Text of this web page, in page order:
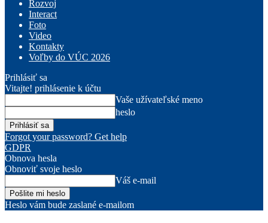
Rozvoj
Interact
Foto
Video
Kontakty
Voľby do VÚC 2026
Prihlásiť sa
Vitajte! prihlásenie k účtu
Vaše užívateľské meno
heslo
Forgot your password? Get help
GDPR
Obnova hesla
Obnoviť svoje heslo
Váš e-mail
Heslo vám bude zaslané e-mailom